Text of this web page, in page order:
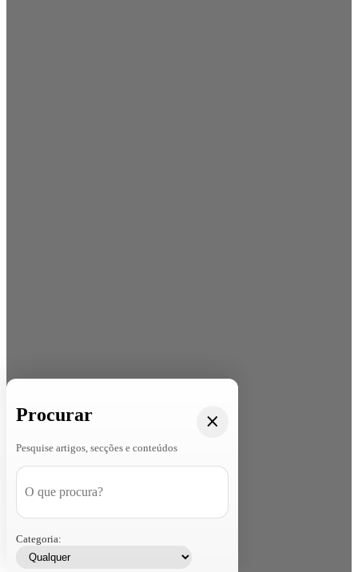
Procurar
Pesquise artigos, secções e conteúdos
Categoria: